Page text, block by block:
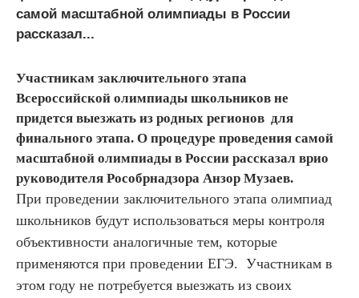
самой масштабной олимпиады в России
рассказал...
Участникам заключительного этапа
Всероссийской олимпиады школьников не
придется выезжать из родных регионов для
финального этапа. О процедуре проведения самой
масштабной олимпиады в России рассказал врио
руководителя Рособрнадзора Анзор Музаев.
При проведении заключительного этапа олимпиад
школьников будут использоваться меры контроля
объективности аналогичные тем, которые
применяются при проведении ЕГЭ. Участникам в
этом году не потребуется выезжать из своих